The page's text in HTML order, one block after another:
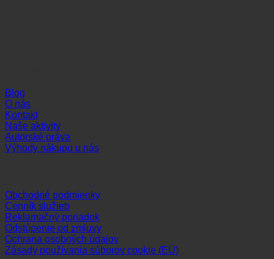
Blog
O nás
Kontakt
Naše aktivity
Autorské práva
Výhody nákupu u nás
Obchodné podmienky
Cenník služieb
Reklamačný poriadok
Odstúpenie od zmluvy
Ochrana osobných údajov
Zásady používania súborov cookie (EÚ)